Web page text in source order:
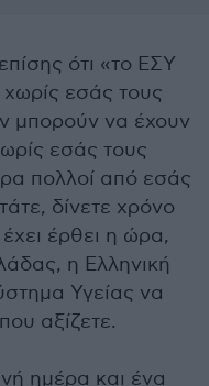
ότι «το ΕΣΥ
χωρίς εσάς τους
μπορούν να έχουν
εσάς τους
πολλοί από εσάς
δίνετε χρόνο
έρθει η ώρα,
η Ελληνική
Υγείας να
αξίζετε.
ημέρα και ένα